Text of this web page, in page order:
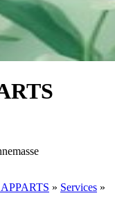
» Services »